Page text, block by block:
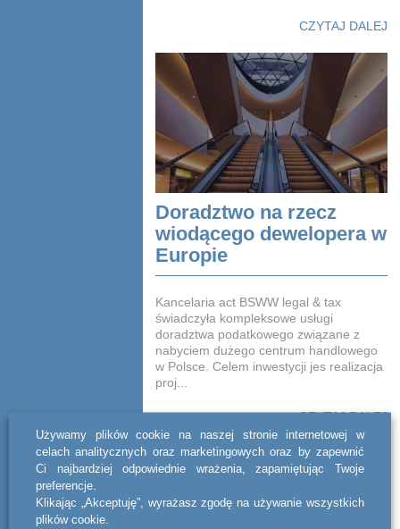
CZYTAJ DALEJ
Doradztwo na rzecz
wiodącego dewelopera w
Europie
Kancelaria act BSWW legal & tax
świadczyła kompleksowe usługi
doradztwa podatkowego związane z
nabyciem dużego centrum handlowego
w Polsce. Celem inwestycji jes realizacja
proj...
CZYTAJ DALEJ
Używamy plików cookie na naszej stronie internetowej w
celach analitycznych oraz marketingowych oraz by zapewnić
Ci najbardziej odpowiednie wrażenia, zapamiętując Twoje
preferencje.
Klikając „Akceptuję”, wyrażasz zgodę na używanie wszystkich
plików cookie.